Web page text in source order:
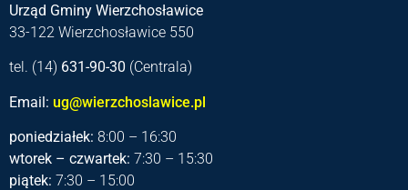
Urząd Gminy Wierzchosławice
33-122 Wierzchosławice 550
tel. (14) 631-90-30 (Centrala)
Email: ug@wierzchoslawice.pl
poniedziałek: 8:00 – 16:30
wtorek – czwartek: 7:30 – 15:30
piątek: 7:30 – 15:00